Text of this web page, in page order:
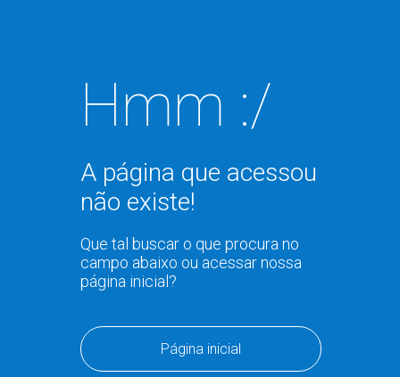
Hmm :/
A página que acessou
não existe!
Que tal buscar o que procura no
campo abaixo ou acessar nossa
página inicial?
Página inicial